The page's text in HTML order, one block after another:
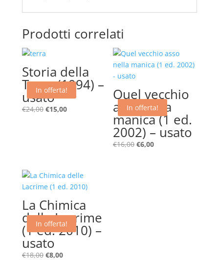
Prodotti correlati
In offerta!
Storia della
Terra (1994) –
usato
€24,00 Il
€15,00Il
In offerta!
Quel vecchio
asso nella
manica (1 ed.
2002) – usato
€16,00 Il
€6,00Il
In offerta!
La Chimica
delle Lacrime
(1 ed. 2010) –
usato
€18,00 Il
€8,00Il